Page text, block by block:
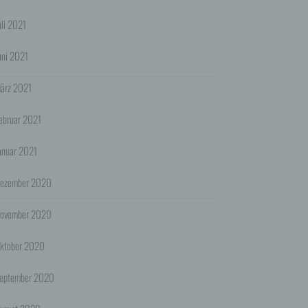
2021
2021
2021
2021
2021
2020
2020
2020
2020
oder